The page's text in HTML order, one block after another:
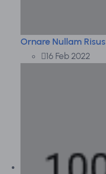
Ornare Nullam Risus
16 Feb 2022